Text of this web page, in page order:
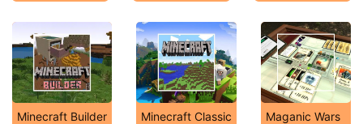
Minecraft Builder Minecraft Classic Maganic Wars